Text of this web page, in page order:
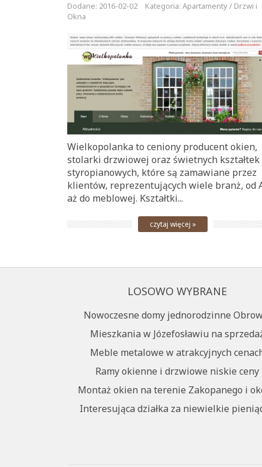
Dodane: 2016-02-02
Kategoria: Apartamenty / Drzwi i
Okna
Wielkopolanka to ceniony producent okien,
stolarki drzwiowej oraz świetnych kształtek
styropianowych, które są zamawiane przez
klientów, reprezentujących wiele branż, od
aż do meblowej. Kształtki...
czytaj więcej »
LOSOWO WYBRANE
Nowoczesne domy jednorodzinne
Mieszkania w Józefosławiu na
Meble metalowe w atrakcyjnych
Ramy okienne i drzwiowe niskie ceny
Montaż okien na terenie Zakopanego i
Interesująca działka za niewielkie